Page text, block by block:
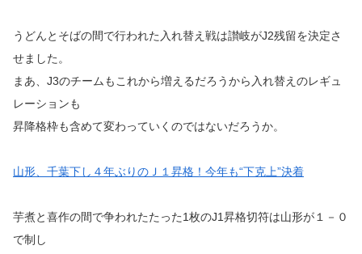
うどんとそばの間で行われた入れ替え戦は讃岐がJ2残留を決定さ
せました。
まあ、J3のチームもこれから増えるだろうから入れ替えのレギュ
レーションも
昇降格枠も含めて変わっていくのではないだろうか。
山形、千葉下し４年ぶりのＪ１昇格！今年も“下克上”決着
芋煮と喜作の間で争われたたった1枚のJ1昇格切符は山形が１－０
で制し